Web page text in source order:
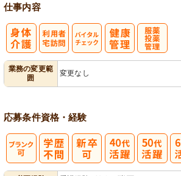
仕事内容
業務の変更範
囲
変更なし
応募条件資格・経験